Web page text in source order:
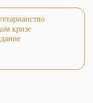
кризе